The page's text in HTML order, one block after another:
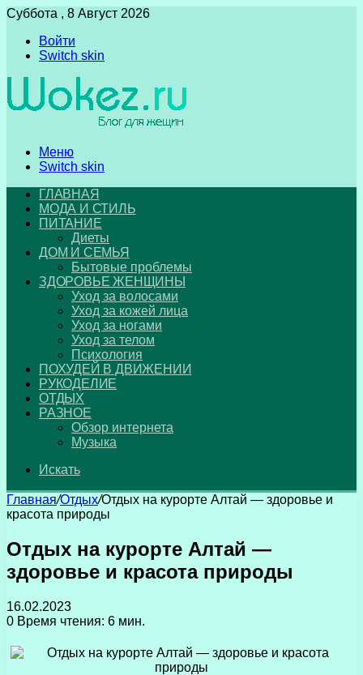
Суббота , 8 Август 2026
Войти
Switch skin
Меню
Switch skin
ГЛАВНАЯ
МОДА И СТИЛЬ
ПИТАНИЕ
Диеты
ДОМ И СЕМЬЯ
Бытовые проблемы
ЗДОРОВЬЕ ЖЕНЩИНЫ
Уход за волосами
Уход за кожей лица
Уход за ногами
Уход за телом
Психология
ПОХУДЕЙ В ДВИЖЕНИИ
РУКОДЕЛИЕ
ОТДЫХ
РАЗНОЕ
Обзор интернета
Музыка
Искать
Главная/Отдых/Отдых на курорте Алтай — здоровье и
красота природы
Отдых на курорте Алтай —
здоровье и красота природы
16.02.2023
0 Время чтения: 6 мин.